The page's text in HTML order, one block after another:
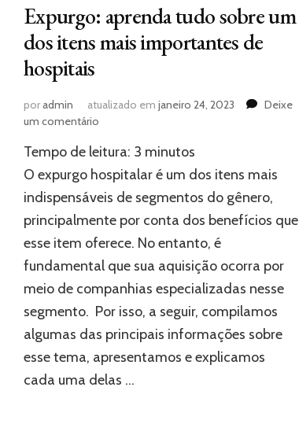
Expurgo: aprenda tudo sobre um
dos itens mais importantes de
hospitais
poradmin atualizado em janeiro 24, 2023
Deixe
um comentárioem
aprenda
tudo
sobre
um
dos
mais
importantes
de
Tempo de leitura: 3 minutos
O expurgo hospitalar é um dos itens mais
indispensáveis de segmentos do gênero,
principalmente por conta dos benefícios que
esse item oferece. No entanto, é
fundamental que sua aquisição ocorra por
meio de companhias especializadas nesse
segmento. Por isso, a seguir, compilamos
algumas das principais informações sobre
esse tema, apresentamos e explicamos
cada uma delas …